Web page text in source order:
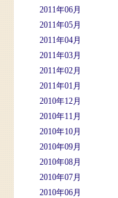
2011年06月
2011年05月
2011年04月
2011年03月
2011年02月
2011年01月
2010年12月
2010年11月
2010年10月
2010年09月
2010年08月
2010年07月
2010年06月